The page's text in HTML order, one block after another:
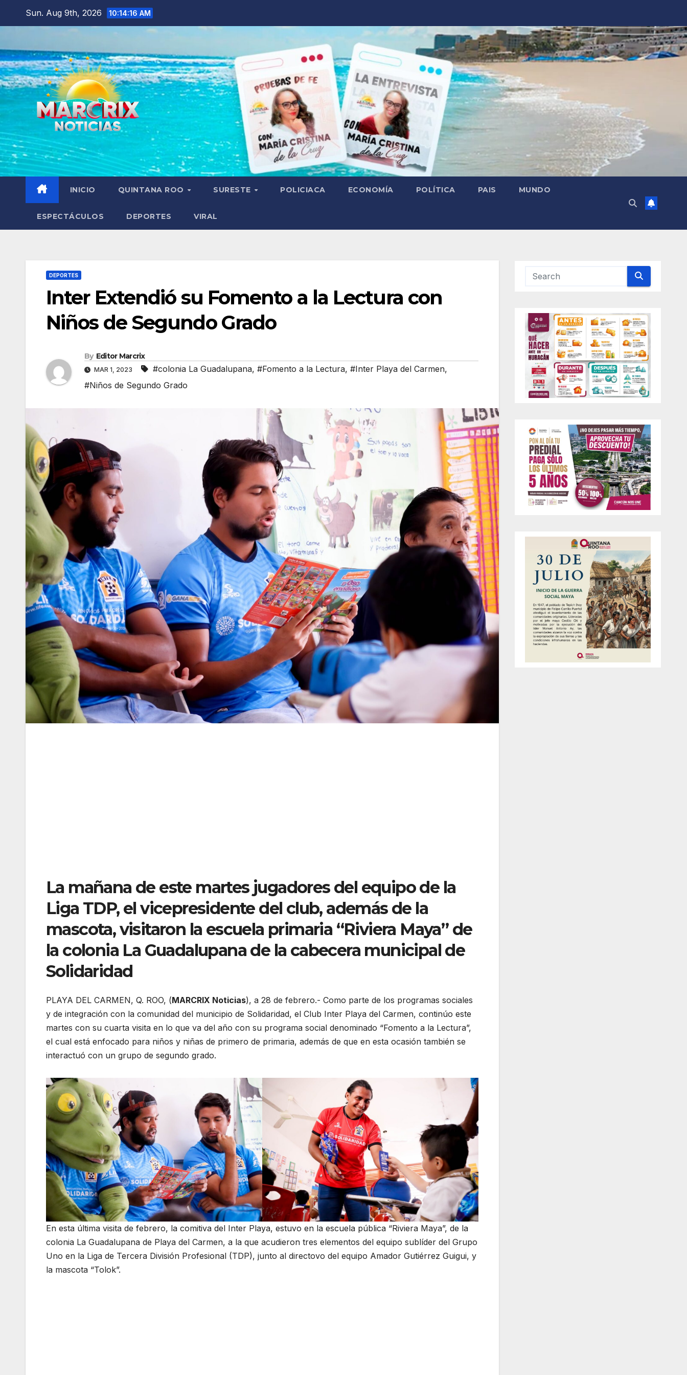
Sun. Aug 9th, 2026 10:14:17 AM
INICIO QUINTANA ROO SURESTE POLICIACA ECONOMÍA POLÍTICA PAIS MUNDO
ESPECTÁCULOS DEPORTES VIRAL
DEPORTES
Inter Extendió su Fomento a la Lectura con
Niños de Segundo Grado
By Editor Marcrix
MAR 1, 2023 #colonia La Guadalupana, #Fomento a la Lectura, #Inter Playa del Carmen,
#Niños de Segundo Grado
La mañana de este martes jugadores del equipo de la
Liga TDP, el vicepresidente del club, además de la
mascota, visitaron la escuela primaria “Riviera Maya” de
la colonia La Guadalupana de la cabecera municipal de
Solidaridad
PLAYA DEL CARMEN, Q. ROO, (MARCRIX Noticias), a 28 de febrero.- Como parte de los programas sociales
y de integración con la comunidad del municipio de Solidaridad, el Club Inter Playa del Carmen, continúo este
martes con su cuarta visita en lo que va del año con su programa social denominado “Fomento a la Lectura”,
el cual está enfocado para niños y niñas de primero de primaria, además de que en esta ocasión también se
interactuó con un grupo de segundo grado.
En esta última visita de febrero, la comitiva del Inter Playa, estuvo en la escuela pública “Riviera Maya”, de la
colonia La Guadalupana de Playa del Carmen, a la que acudieron tres elementos del equipo sublíder del Grupo
Uno en la Liga de Tercera División Profesional (TDP), junto al directovo del equipo Amador Gutiérrez Guigui, y
la mascota “Tolok”.